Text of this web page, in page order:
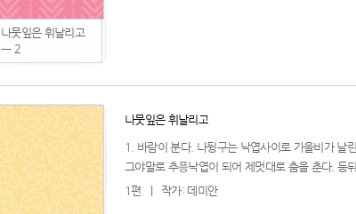
나뭇잎은 휘날리고
ㅡ 2
나뭇잎은 휘날리고
1. 바람이 분다. 나뒹구는 낙엽사이로 가을비가 날
그야말로 추픙낙엽이 되어 제멋대로 춤을 춘다. 등
1편
작가: 데미안